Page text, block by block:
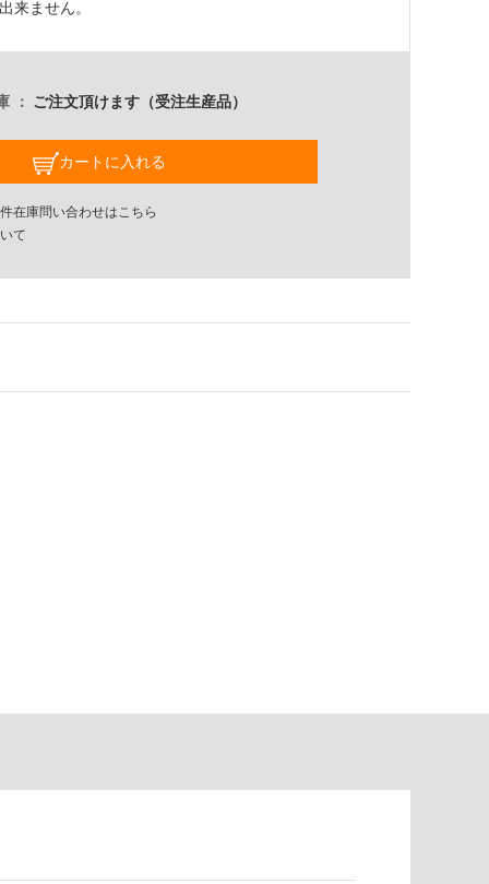
来ません。
ご注文頂けます（受注生産品）
カートに入れる
在庫問い合わせはこちら
て